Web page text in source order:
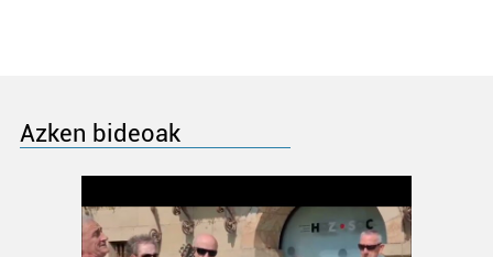
Azken bideoak